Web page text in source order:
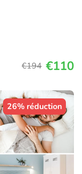
€194 €110
26% réduction